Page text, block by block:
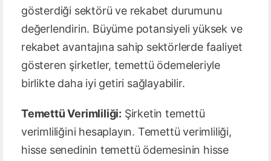
gösterdiği sektörü ve rekabet durumunu
değerlendirin. Büyüme potansiyeli yüksek ve
rekabet avantajına sahip sektörlerde faaliyet
gösteren şirketler, temettü ödemeleriyle
birlikte daha iyi getiri sağlayabilir.
Temettü Verimliliği: Şirketin temettü
verimliliğini hesaplayın. Temettü verimliliği,
hisse senedinin temettü ödemesinin hisse